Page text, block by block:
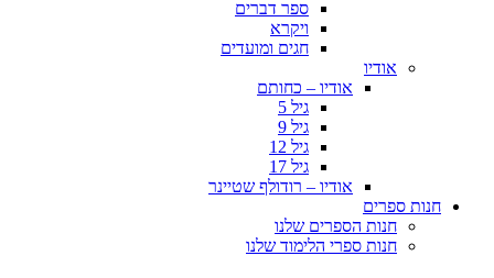
ספר דברים
ויקרא
חגים ומועדים
אודיו
אודיו – כחותם
גיל 5
גיל 9
גיל 12
גיל 17
אודיו – רודולף שטיינר
חנות ספרים
חנות הספרים שלנו
חנות ספרי הלימוד שלנו